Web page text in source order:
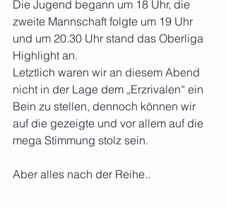
Die Jugend begann um 18 Uhr, die
zweite Mannschaft folgte um 19 Uhr
und um 20.30 Uhr stand das Oberliga
Highlight an.
Letztlich waren wir an diesem Abend
nicht in der Lage dem „Erzrivalen“ ein
Bein zu stellen, dennoch können wir
auf die gezeigte und vor allem auf die
mega Stimmung stolz sein.
Aber alles nach der Reihe..